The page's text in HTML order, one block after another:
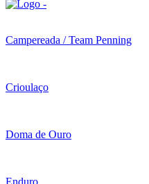
Campereada / Team Penning
Crioulaço
Doma de Ouro
Enduro